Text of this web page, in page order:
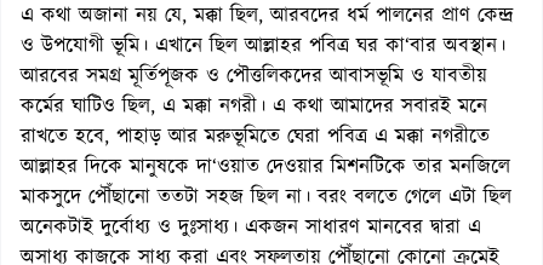
এ কথা অজানা নয় যে, মক্কা ছিল, আরবদের ধর্ম পালনের প্রাণ কেন্দ্র
ও উপযোগী ভূমি। এখানে ছিল আল্লাহর পবিত্র ঘর কা‘বার অবস্থান।
আরবের সমগ্র মূর্তিপূজক ও পৌত্তলিকদের আবাসভূমি ও যাবতীয়
কর্মের ঘাটিও ছিল, এ মক্কা নগরী। এ কথা আমাদের সবারই মনে
রাখতে হবে, পাহাড় আর মরুভূমিতে ঘেরা পবিত্র এ মক্কা নগরীতে
আল্লাহর দিকে মানুষকে দা‘ওয়াত দেওয়ার মিশনটিকে তার মনজিলে
মাকসুদে পৌঁছানো ততটা সহজ ছিল না। বরং বলতে গেলে এটা ছিল
অনেকটাই দুর্বোধ্য ও দুঃসাধ্য। একজন সাধারণ মানবের দ্বারা এ
অসাধ্য কাজকে সাধ্য করা এবং সফলতায় পৌঁছানো কোনো ক্রমেই